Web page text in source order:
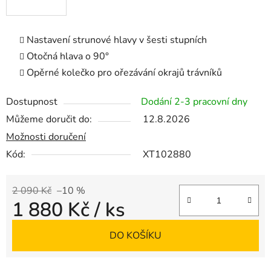
Nastavení strunové hlavy v šesti stupních
Otočná hlava o 90°
Opěrné kolečko pro ořezávání okrajů trávníků
Dostupnost
Dodání 2-3 pracovní dny
Můžeme doručit do:
12.8.2026
Možnosti doručení
Kód:
XT102880
2 090 Kč –10 %
1 880 Kč/ ks
DO KOŠÍKU